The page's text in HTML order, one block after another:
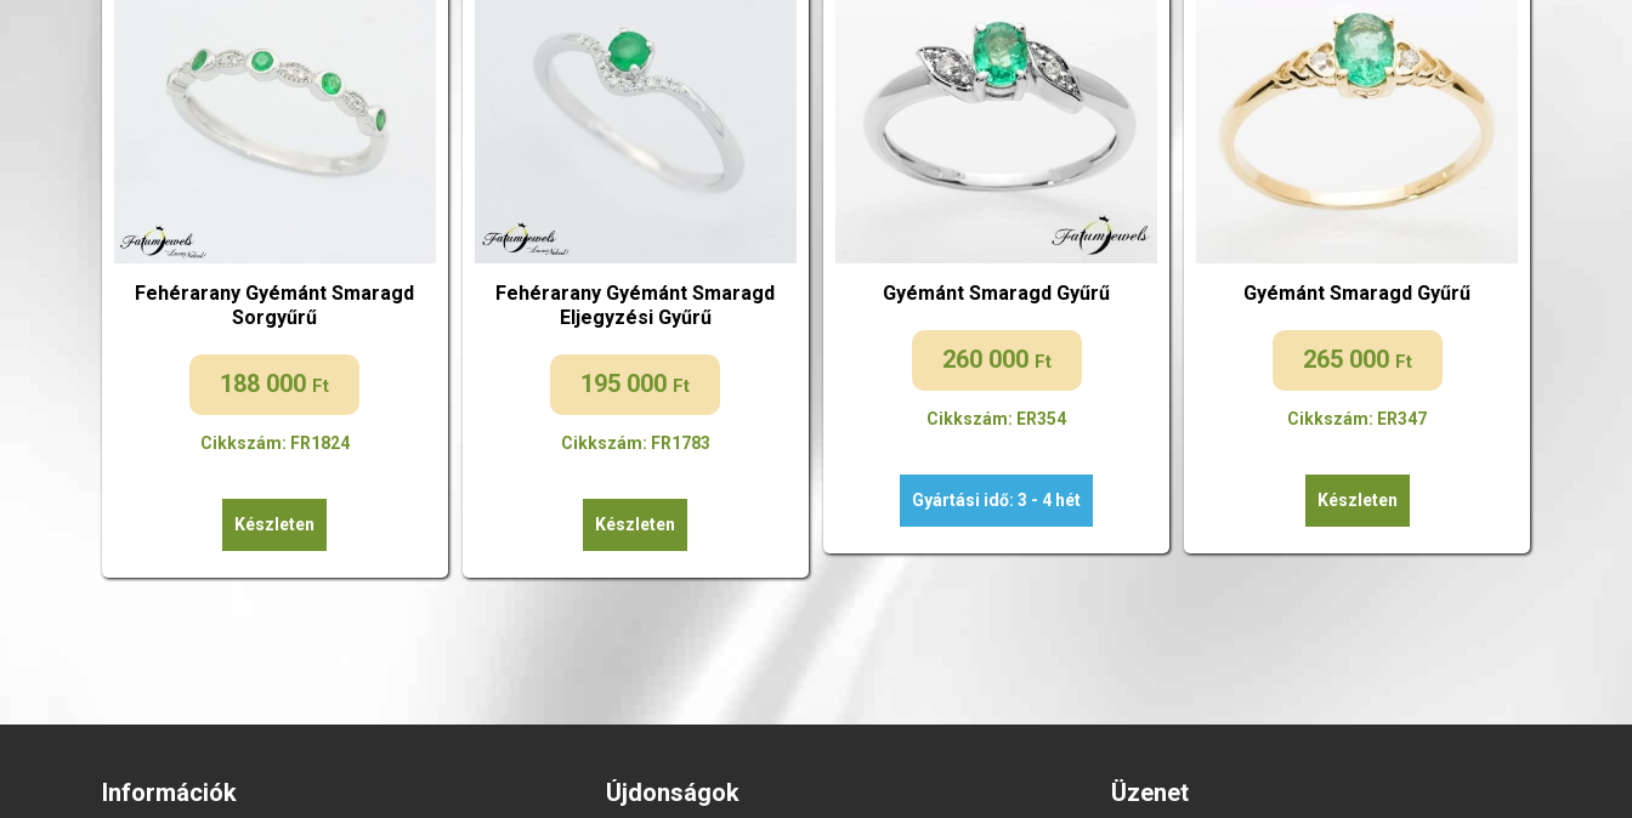
Fehérarany Gyémánt Smaragd
Sorgyűrű
188 000 Ft
Cikkszám: FR1824
Készleten
Fehérarany Gyémánt Smaragd
Eljegyzési Gyűrű
195 000 Ft
Cikkszám: FR1783
Készleten
Gyémánt Smaragd Gyűrű
260 000 Ft
Cikkszám: ER354
Gyártási idő: 3 - 4 hét
Gyémánt Smaragd Gyűrű
265 000 Ft
Cikkszám: ER347
Készleten
Információk Újdonságok Üzenet